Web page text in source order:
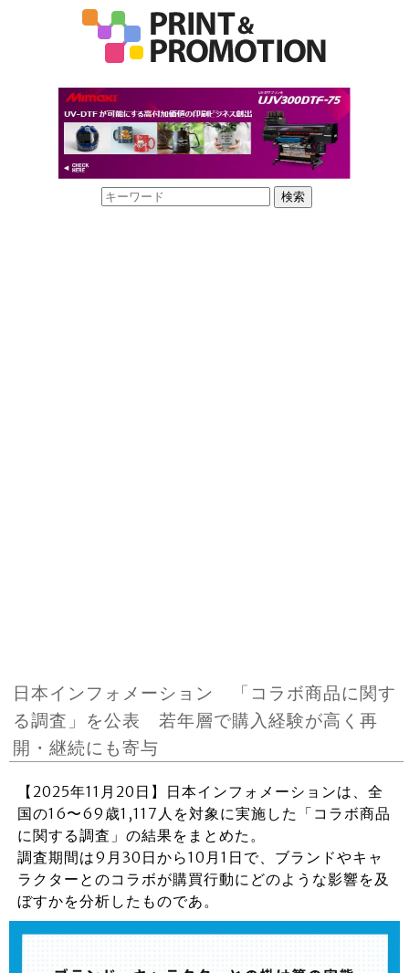
日本インフォメーション 「コラボ商品に関す
る調査」を公表 若年層で購入経験が高く再
開・継続にも寄与
【2025年11月20日】日本インフォメーションは、全
国の16〜69歳1,117人を対象に実施した「コラボ商品
に関する調査」の結果をまとめた。
調査期間は9月30日から10月1日で、ブランドやキャ
ラクターとのコラボが購買行動にどのような影響を及
ぼすかを分析したものであ。